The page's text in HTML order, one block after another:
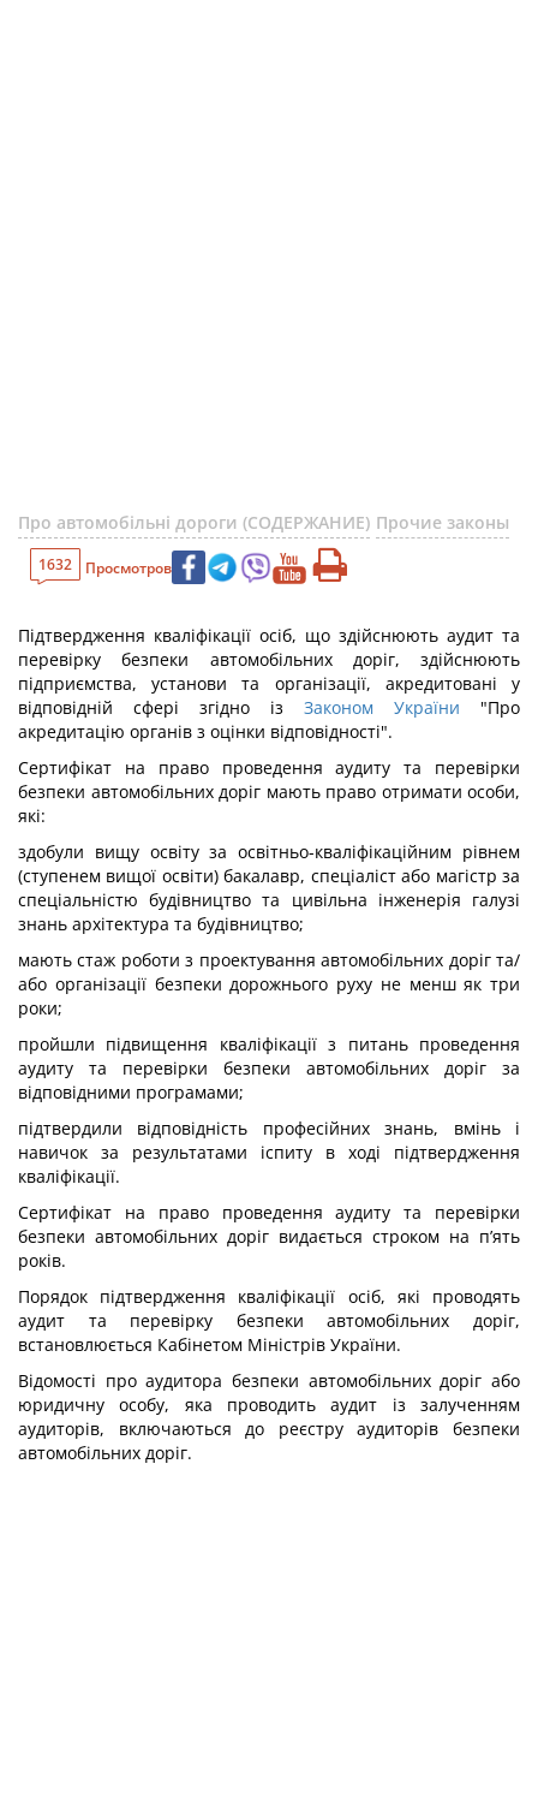
Про автомобільні дороги (СОДЕРЖАНИЕ) Прочие законы
1632 Просмотров
Підтвердження кваліфікації осіб, що здійснюють аудит та
перевірку безпеки автомобільних доріг, здійснюють
підприємства, установи та організації, акредитовані у
відповідній сфері згідно із Законом України "Про
акредитацію органів з оцінки відповідності".
Сертифікат на право проведення аудиту та перевірки
безпеки автомобільних доріг мають право отримати особи,
які:
здобули вищу освіту за освітньо-кваліфікаційним рівнем
(ступенем вищої освіти) бакалавр, спеціаліст або магістр за
спеціальністю будівництво та цивільна інженерія галузі
знань архітектура та будівництво;
мають стаж роботи з проектування автомобільних доріг та/
або організації безпеки дорожнього руху не менш як три
роки;
пройшли підвищення кваліфікації з питань проведення
аудиту та перевірки безпеки автомобільних доріг за
відповідними програмами;
підтвердили відповідність професійних знань, вмінь і
навичок за результатами іспиту в ході підтвердження
кваліфікації.
Сертифікат на право проведення аудиту та перевірки
безпеки автомобільних доріг видається строком на п’ять
років.
Порядок підтвердження кваліфікації осіб, які проводять
аудит та перевірку безпеки автомобільних доріг,
встановлюється Кабінетом Міністрів України.
Відомості про аудитора безпеки автомобільних доріг або
юридичну особу, яка проводить аудит із залученням
аудиторів, включаються до реєстру аудиторів безпеки
автомобільних доріг.